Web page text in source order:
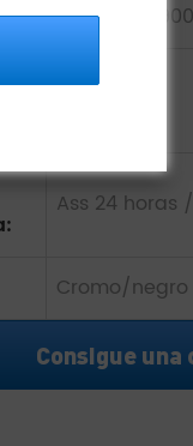
Norma
Ass 24 horas
Cromo/negro
Consigue